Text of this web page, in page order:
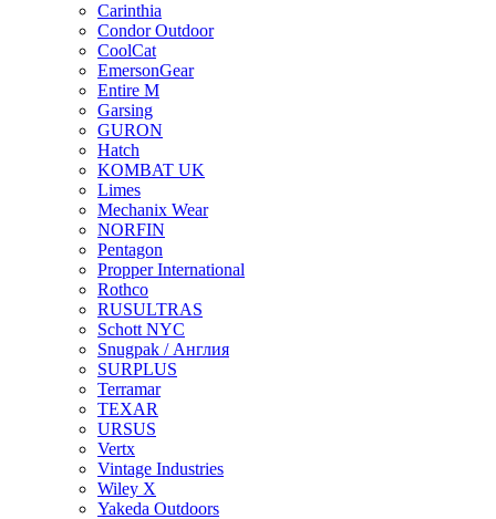
Carinthia
Condor Outdoor
CoolCat
EmersonGear
Entire M
Garsing
GURON
Hatch
KOMBAT UK
Limes
Mechanix Wear
NORFIN
Pentagon
Propper International
Rothco
RUSULTRAS
Schott NYC
Snugpak / Англия
SURPLUS
Terramar
TEXAR
URSUS
Vertx
Vintage Industries
Wiley X
Yakeda Outdoors